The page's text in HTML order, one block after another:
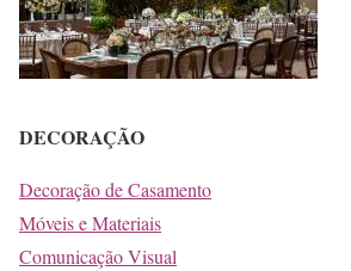
DECORAÇÃO
Decoração de Casamento
Móveis e Materiais
Comunicação Visual